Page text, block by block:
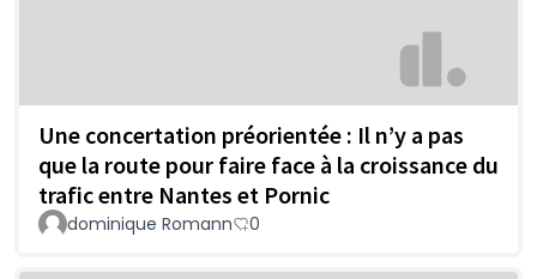
Une concertation préorientée : Il n’y a pas
que la route pour faire face à la croissance du
trafic entre Nantes et Pornic
dominique Romann 0